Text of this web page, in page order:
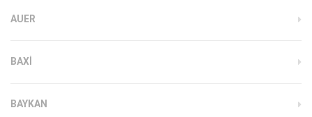
AUER
BAXI
BAYKAN